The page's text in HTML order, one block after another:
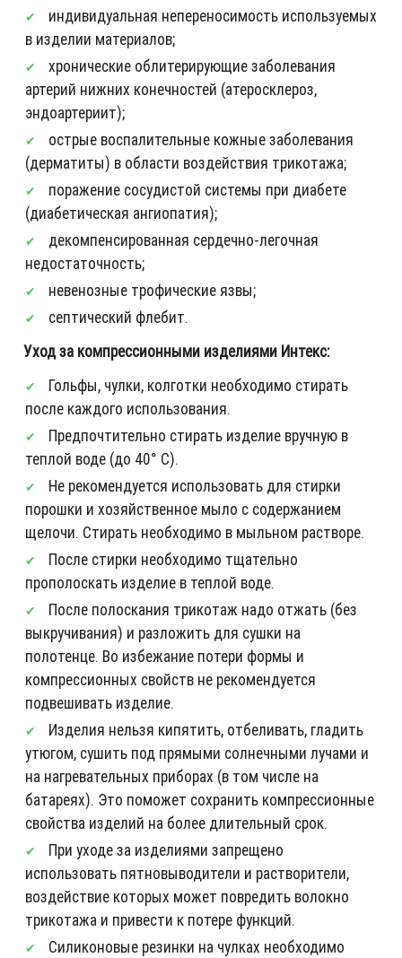
индивидуальная непереносимость используемых
в изделии материалов;
хронические облитерирующие заболевания
артерий нижних конечностей (атеросклероз,
эндоартериит);
острые воспалительные кожные заболевания
(дерматиты) в области воздействия трикотажа;
поражение сосудистой системы при диабете
(диабетическая ангиопатия);
декомпенсированная сердечно-легочная
недостаточность;
невенозные трофические язвы;
септический флебит.
Уход за компрессионными изделиями Интекс:
Гольфы, чулки, колготки необходимо стирать
после каждого использования.
Предпочтительно стирать изделие вручную в
теплой воде (до 40° С).
Не рекомендуется использовать для стирки
порошки и хозяйственное мыло с содержанием
щелочи. Стирать необходимо в мыльном растворе.
После стирки необходимо тщательно
прополоскать изделие в теплой воде.
После полоскания трикотаж надо отжать (без
выкручивания) и разложить для сушки на
полотенце. Во избежание потери формы и
компрессионных свойств не рекомендуется
подвешивать изделие.
Изделия нельзя кипятить, отбеливать, гладить
утюгом, сушить под прямыми солнечными лучами и
на нагревательных приборах (в том числе на
батареях). Это поможет сохранить компрессионные
свойства изделий на более длительный срок.
При уходе за изделиями запрещено
использовать пятновыводители и растворители,
воздействие которых может повредить волокно
трикотажа и привести к потере функций.
Силиконовые резинки на чулках необходимо